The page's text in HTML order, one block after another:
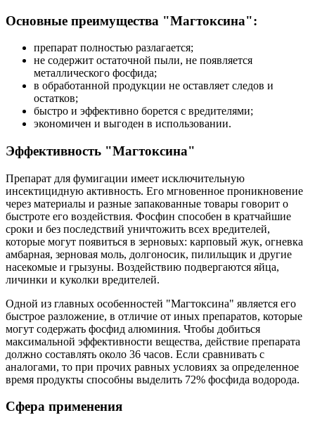
Основные преимущества "Магтоксина":
препарат полностью разлагается;
не содержит остаточной пыли, не появляется
металлического фосфида;
в обработанной продукции не оставляет следов и
остатков;
быстро и эффективно борется с вредителями;
экономичен и выгоден в использовании.
Эффективность "Магтоксина"
Препарат для фумигации имеет исключительную
инсектицидную активность. Его мгновенное проникновение
через материалы и разные запакованные товары говорит о
быстроте его воздействия. Фосфин способен в кратчайшие
сроки и без последствий уничтожить всех вредителей,
которые могут появиться в зерновых: карповый жук, огневка
амбарная, зерновая моль, долгоносик, пилильщик и другие
насекомые и грызуны. Воздействию подвергаются яйца,
личинки и куколки вредителей.
Одной из главных особенностей "Магтоксина" является его
быстрое разложение, в отличие от иных препаратов, которые
могут содержать фосфид алюминия. Чтобы добиться
максимальной эффективности вещества, действие препарата
должно составлять около 36 часов. Если сравнивать с
аналогами, то при прочих равных условиях за определенное
время продукты способны выделить 72% фосфида водорода.
Сфера применения